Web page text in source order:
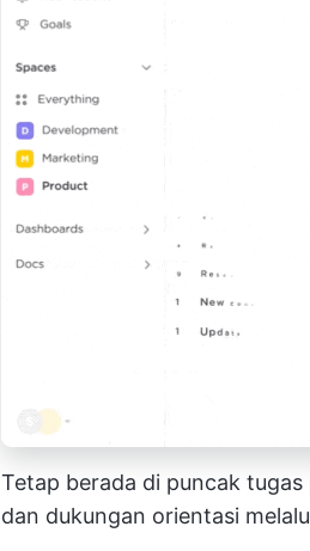
Tetap berada di puncak
dan dukungan orientasi